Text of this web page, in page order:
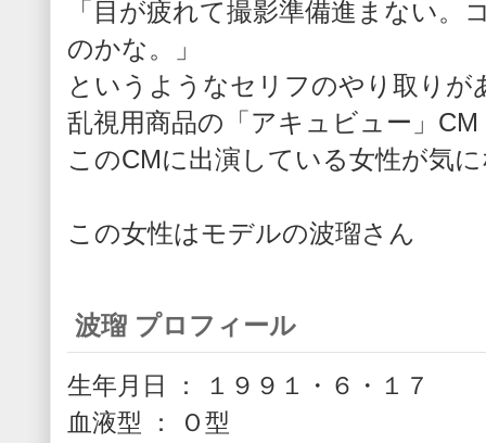
「目が疲れて撮影準備進まない。
のかな。」
というようなセリフのやり取りが
乱視用商品の「アキュビュー」CM
このCMに出演している女性が気
この女性はモデルの波瑠さん
波瑠 プロフィール
生年月日 ： １９９１・６・１７
血液型 ： Ｏ型